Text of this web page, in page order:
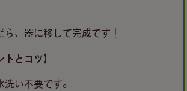
、器に移して完成です！
トとコツ】
洗い不要です。